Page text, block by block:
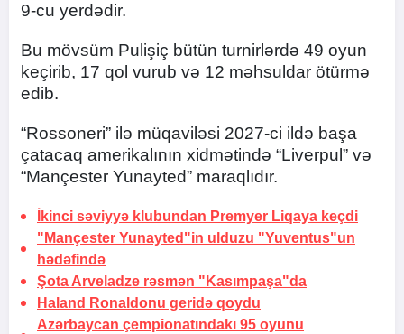
9-cu yerdədir.
Bu mövsüm Pulişiç bütün turnirlərdə 49 oyun
keçirib, 17 qol vurub və 12 məhsuldar ötürmə
edib.
“Rossoneri” ilə müqaviləsi 2027-ci ildə başa
çatacaq amerikalının xidmətində “Liverpul” və
“Mançester Yunayted” maraqlıdır.
İkinci səviyyə klubundan Premyer Liqaya keçdi
"Mançester Yunayted"in ulduzu "Yuventus"un
hədəfində
Şota Arveladze rəsmən "Kasımpaşa"da
Haland Ronaldonu geridə qoydu
Azərbaycan çempionatındakı 95 oyunu